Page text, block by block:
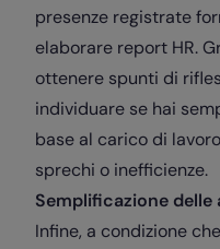
presenze registrate
elaborare report HR.
ottenere spunti di
individuare se hai
base al carico di
sprechi o inefficienze.
Semplificazione
Infine, a condizione